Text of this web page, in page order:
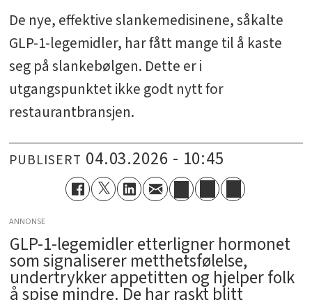
De nye, effektive slankemedisinene, såkalte
GLP-1-legemidler, har fått mange til å kaste
seg på slankebølgen. Dette er i
utgangspunktet ikke godt nytt for
restaurantbransjen.
PUBLISERT 04.03.2026 - 10:45
ANNONSE
GLP-1-legemidler etterligner hormonet
som signaliserer metthetsfølelse,
undertrykker appetitten og hjelper folk
å spise mindre. De har raskt blitt